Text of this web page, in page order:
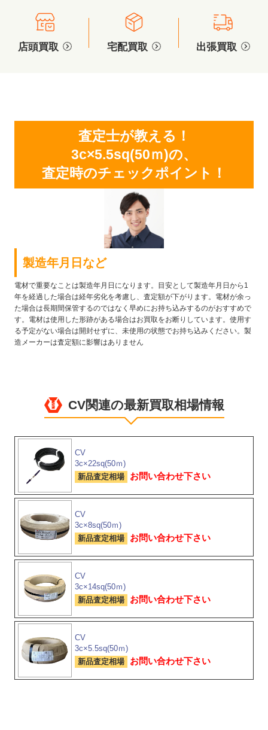
店頭買取 宅配買取 出張買取
査定士が教える！
3c×5.5sq(50ｍ)の、
査定時のチェックポイント！
製造年月日など
電材で重要なことは製造年月日になります。目安として製造年月日から1
年を経過した場合は経年劣化を考慮し、査定額が下がります。電材が余っ
た場合は長期間保管するのではなく早めにお持ち込みするのがおすすめで
す。電材は使用した形跡がある場合はお買取をお断りしています。使用す
る予定がない場合は開封せずに、未使用の状態でお持ち込みください。製
造メーカーは査定額に影響はありません
CV関連の最新買取相場情報
CV
3c×22sq(50ｍ)
新品査定相場 お問い合わせ下さい
CV
3c×8sq(50ｍ)
新品査定相場 お問い合わせ下さい
CV
3c×14sq(50ｍ)
新品査定相場 お問い合わせ下さい
CV
3c×5.5sq(50ｍ)
新品査定相場 お問い合わせ下さい